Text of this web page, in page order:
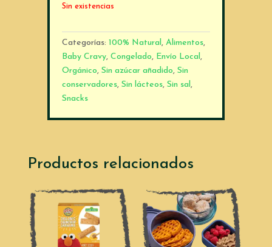
Sin existencias
Categorías:100% Natural ,Alimentos,
Baby Cravy,Congelado, Envío Local ,
Orgánico,Sin azúcar añadido,Sin
conservadores,Sin lácteos,Sin sal ,
Snacks
Productos relacionados